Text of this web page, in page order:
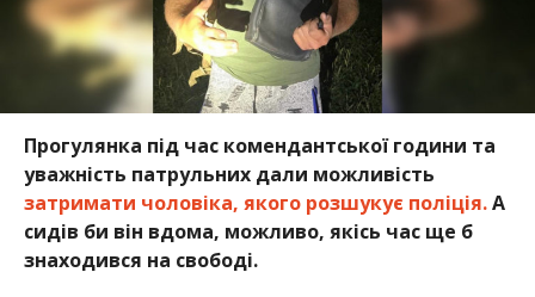
Прогулянка під час комендантської години та
уважність патрульних дали можливість
затримати чоловіка, якого розшукує поліція.А
сидів би він вдома, можливо, якісь час ще б
знаходився на свободі.